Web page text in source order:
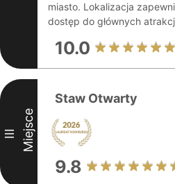
miasto. Lokalizacja
dostęp do głównych
10.0
III Miejsce
Staw Otwarty
9.8